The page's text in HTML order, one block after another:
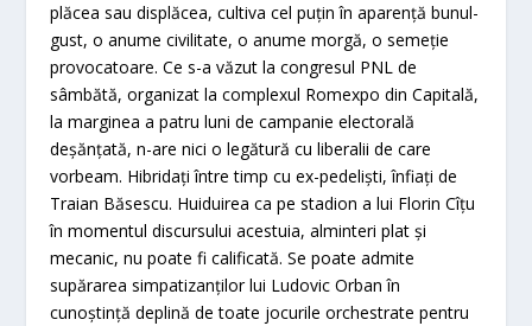
plăcea sau displăcea, cultiva cel puţin în aparenţă bunul-
gust, o anume civilitate, o anume morgă, o semeţie
provocatoare. Ce s-a văzut la congresul PNL de
sâmbătă, organizat la complexul Romexpo din Capitală,
la marginea a patru luni de campanie electorală
deşănţată, n-are nici o legătură cu liberalii de care
vorbeam. Hibridaţi între timp cu ex-pedelişti, înfiaţi de
Traian Băsescu. Huiduirea ca pe stadion a lui Florin Cîţu
în momentul discursului acestuia, alminteri plat şi
mecanic, nu poate fi calificată. Se poate admite
supărarea simpatizanţilor lui Ludovic Orban în
cunoştinţă deplină de toate jocurile orchestrate pentru